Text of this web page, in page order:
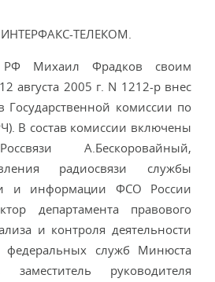
ИНТЕРФАКС-ТЕЛЕКОМ.
РФ Михаил Фрадков своим
августа 2005 г. N 1212-р внес
Государственной комиссии по
В состав комиссии включены
А.Бескоровайный,
радиосвязи службы
и информации ФСО России
департамента правового
и контроля деятельности
федеральных служб Минюста
руководителя